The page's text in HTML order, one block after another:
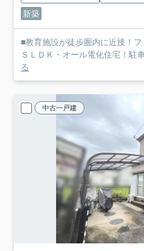
新築
■教育施設が徒歩圏内に近接！
ＳＬＤＫ・オール電化住宅！駐
る
中古一戸建